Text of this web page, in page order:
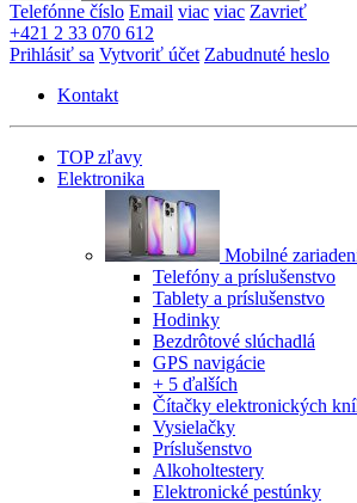
Telefónne číslo Email viac viac Zavrieť
+421 2 33 070 612
Prihlásiť sa Vytvoriť účet Zabudnuté heslo
Kontakt
TOP zľavy
Elektronika
Mobilné
Telefóny a príslušenstvo
Tablety a príslušenstvo
Hodinky
Bezdrôtové slúchadlá
GPS navigácie
+ 5 ďalších
Čítačky elektronických
Vysielačky
Príslušenstvo
Alkoholtestery
Elektronické pestúnky